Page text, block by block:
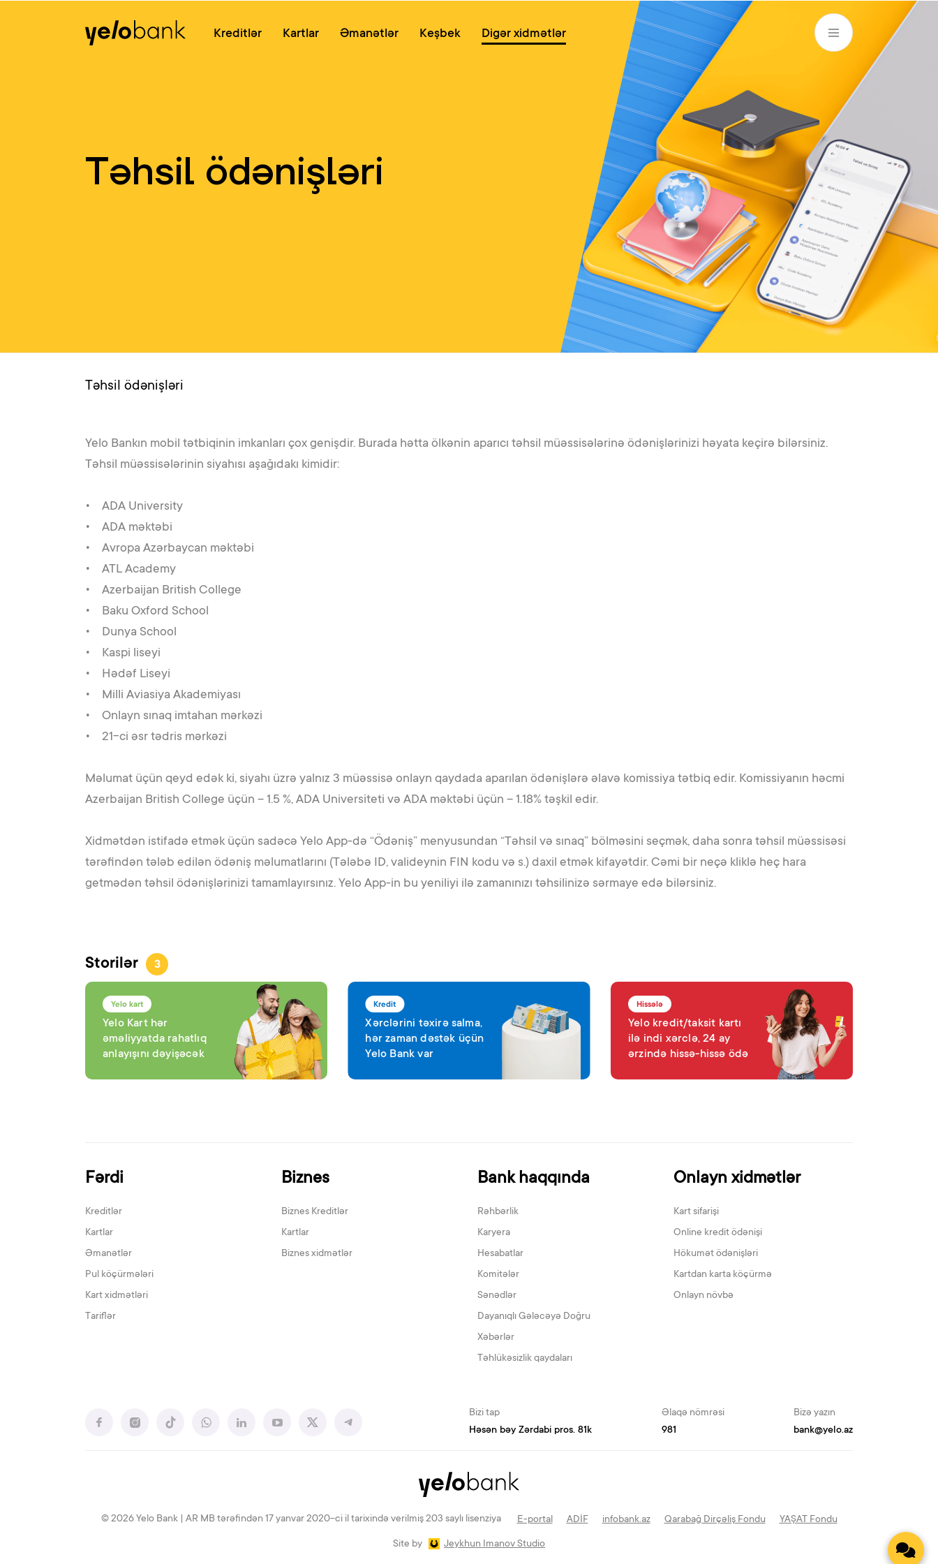
ATM və Filiallar AZ
Kreditlər Kartlar Əmanətlər Keşbek Digər xidmətlər
Təhsil ödənişləri
Təhsil ödənişləri
Yelo Bankın mobil tətbiqinin imkanları çox genişdir. Burada hətta ölkənin aparıcı təhsil müəssisələrinə ödənişlərinizi həyata keçirə bilərsiniz.
Təhsil müəssisələrinin siyahısı aşağıdakı kimidir:
• ADA University
• ADA məktəbi
• Avropa Azərbaycan məktəbi
• ATL Academy
• Azerbaijan British College
• Baku Oxford School
• Dunya School
• Kaspi liseyi
• Hədəf Liseyi
• Milli Aviasiya Akademiyası
• Onlayn sınaq imtahan mərkəzi
• 21-ci əsr tədris mərkəzi
Məlumat üçün qeyd edək ki, siyahı üzrə yalnız 3 müəssisə onlayn qaydada aparılan ödənişlərə əlavə komissiya tətbiq edir. Komissiyanın həcmi
Azerbaijan British College üçün – 1.5 %, ADA Universiteti və ADA məktəbi üçün – 1.18% təşkil edir.
Xidmətdən istifadə etmək üçün sadəcə Yelo App-də “Ödəniş” menyusundan “Təhsil və sınaq” bölməsini seçmək, daha sonra təhsil müəssisəsi
tərəfindən tələb edilən ödəniş məlumatlarını (Tələbə ID, valideynin FIN kodu və s.) daxil etmək kifayətdir. Cəmi bir neçə kliklə heç hara
getmədən təhsil ödənişlərinizi tamamlayırsınız. Yelo App-in bu yeniliyi ilə zamanınızı təhsilinizə sərmaye edə bilərsiniz.
Storilər 3
Yelo kart
Yelo Kart hər
əməliyyatda rahatlıq
anlayışını dəyişəcək
Kredit
Xərclərini təxirə salma,
hər zaman dəstək üçün
Yelo Bank var
Hissələ
Yelo kredit/taksit kartı
ilə indi xərclə, 24 ay
ərzində hissə-hissə ödə
Fərdi
Kreditlər
Kartlar
Əmanətlər
Pul köçürmələri
Kart xidmətləri
Tariflər
Biznes
Biznes Kreditlər
Kartlar
Biznes xidmətlər
Bank haqqında
Rəhbərlik
Karyera
Hesabatlar
Komitələr
Sənədlər
Dayanıqlı Gələcəyə Doğru
Xəbərlər
Təhlükəsizlik qaydaları
Onlayn xidmətlər
Kart sifarişi
Online kredit ödənişi
Hökumət ödənişləri
Kartdan karta köçürmə
Onlayn növbə
Bizi tap
Həsən bəy Zərdabi pros. 81k
Əlaqə nömrəsi
981
Bizə yazın
bank@yelo.az
© 2026 Yelo Bank | AR MB tərəfindən 17 yanvar 2020-ci il tarixində verilmiş 203 saylı lisenziya E-portal ADİF infobank.az Qarabağ Dirçəliş Fondu YAŞAT Fondu
Site by Jeykhun Imanov Studio